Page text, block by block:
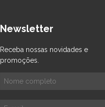
Newsletter
Receba nossas novidades e
promoções.